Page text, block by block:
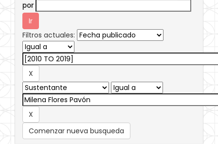
por
Filtros actuales:
Comenzar nueva busqueda